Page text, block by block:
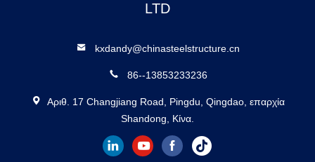
LTD
kxdandy@chinasteelstructure.cn
86--13853233236
Αριθ. 17 Changjiang Road, Pingdu, Qingdao, επαρχία
Shandong, Κίνα.